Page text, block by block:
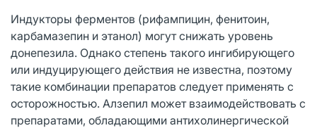
Индукторы ферментов (рифампицин, фенитоин,
карбамазепин и этанол) могут снижать уровень
донепезила. Однако степень такого ингибирующего
или индуцирующего действия не известна, поэтому
такие комбинации препаратов следует применять с
осторожностью. Алзепил может взаимодействовать с
препаратами, обладающими антихолинергической